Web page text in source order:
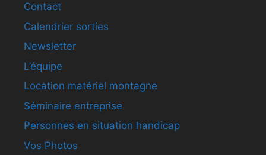
Contact
Calendrier sorties
Newsletter
L’équipe
Location matériel montagne
Séminaire entreprise
Personnes en situation handicap
Vos Photos